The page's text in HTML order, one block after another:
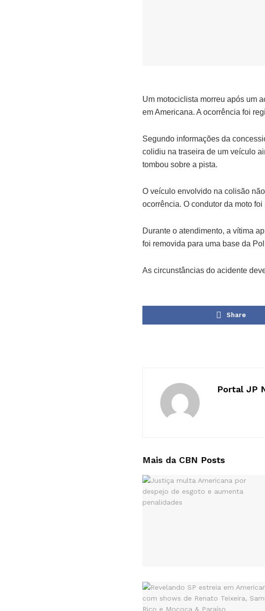
Um motociclista morreu após um
em Americana. A ocorrência foi
Segundo informações da
colidiu na traseira de um veículo
tombou sobre a pista.
O veículo envolvido na colisão
ocorrência. O condutor da moto
Durante o atendimento, a vítima
foi removida para uma base da
As circunstâncias do acidente
Share
Portal JP
Mais da CBN Posts